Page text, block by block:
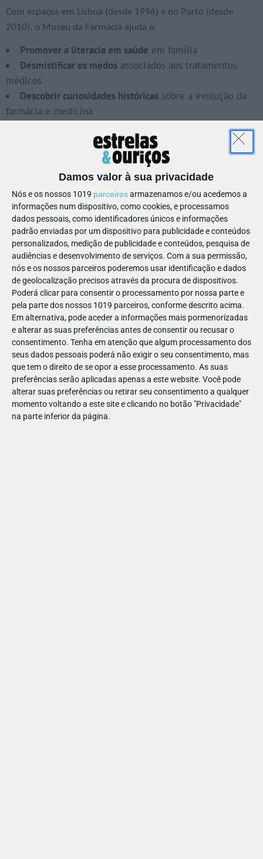
Damos valor à sua privacidade
Nós e os nossos 1019 parceirosarmazenamos e/ou acedemos a
informações num dispositivo, como cookies, e processamos
dados pessoais, como identificadores únicos e informações
padrão enviadas por um dispositivo para publicidade e conteúdos
personalizados, medição de publicidade e conteúdos, pesquisa de
audiências e desenvolvimento de serviços. Com a sua permissão,
nós e os nossos parceiros poderemos usar identificação e dados
de geolocalização precisos através da procura de dispositivos.
Poderá clicar para consentir o processamento por nossa parte e
pela parte dos nossos 1019 parceiros, conforme descrito acima.
Em alternativa, pode aceder a informações mais pormenorizadas
e alterar as suas preferências antes de consentir ou recusar o
consentimento. Tenha em atenção que algum processamento dos
seus dados pessoais poderá não exigir o seu consentimento, mas
que tem o direito de se opor a esse processamento. As suas
preferências serão aplicadas apenas a este website. Você pode
alterar suas preferências ou retirar seu consentimento a qualquer
momento voltando a este site e clicando no botão "Privacidade"
na parte inferior da página.
Com espaços em Lisboa (desde 1996) e no Porto (desde
2010), o Museu da Farmácia ajuda a:
Promover a literacia em saúde em família
Desmistificar os medos associados aos tratamentos
médicos
Descobrir curiosidades históricas sobre a evolução da
farmácia e medicina
perceberem o valor da
prevenção e adotar comportamentos saudáveis
🏛️ O que fazer com as crianças no
Museu da Farmácia?